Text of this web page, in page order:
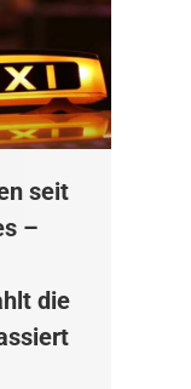
seit
–
die